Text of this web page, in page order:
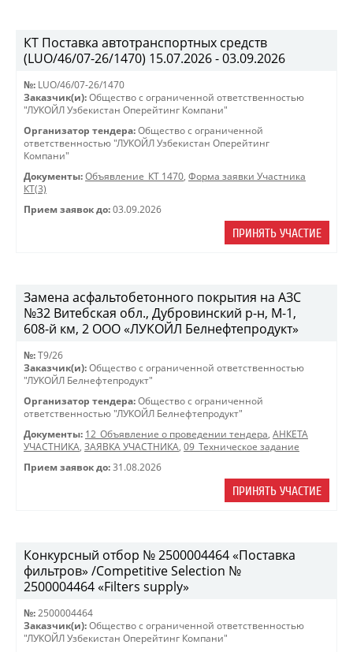
КТ Поставка автотранспортных средств
(LUO/46/07-26/1470) 15.07.2026 - 03.09.2026
№: LUO/46/07-26/1470
Заказчик(и): Общество с ограниченной ответственностью
"ЛУКОЙЛ Узбекистан Оперейтинг Компани"
Организатор тендера: Общество с ограниченной
ответственностью "ЛУКОЙЛ Узбекистан Оперейтинг
Компани"
Документы: Объявление_КТ 1470, Форма заявки Участника
КТ(3)
Прием заявок до: 03.09.2026
ПРИНЯТЬ УЧАСТИЕ
Замена асфальтобетонного покрытия на АЗС
№32 Витебская обл., Дубровинский р-н, М-1,
608-й км, 2 ООО «ЛУКОЙЛ Белнефтепродукт»
№: T9/26
Заказчик(и): Общество с ограниченной ответственностью
"ЛУКОЙЛ Белнефтепродукт"
Организатор тендера: Общество с ограниченной
ответственностью "ЛУКОЙЛ Белнефтепродукт"
Документы: 12_Объявление о проведении тендера, АНКЕТА
УЧАСТНИКА, ЗАЯВКА УЧАСТНИКА, 09_Техническое задание
Прием заявок до: 31.08.2026
ПРИНЯТЬ УЧАСТИЕ
Конкурсный отбор № 2500004464 «Поставка
фильтров» /Competitive Selection №
2500004464 «Filters supply»
№: 2500004464
Заказчик(и): Общество с ограниченной ответственностью
"ЛУКОЙЛ Узбекистан Оперейтинг Компани"